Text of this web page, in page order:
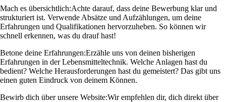
Mach es übersichtlich:Achte darauf, dass deine Bewerbung klar und
strukturiert ist. Verwende Absätze und Aufzählungen, um deine
Erfahrungen und Qualifikationen hervorzuheben. So können wir
schnell erkennen, was du drauf hast!
Betone deine Erfahrungen:Erzähle uns von deinen bisherigen
Erfahrungen in der Lebensmitteltechnik. Welche Anlagen hast du
bedient? Welche Herausforderungen hast du gemeistert? Das gibt uns
einen guten Eindruck von deinem Können.
Bewirb dich über unsere Website:Wir empfehlen dir, dich direkt über